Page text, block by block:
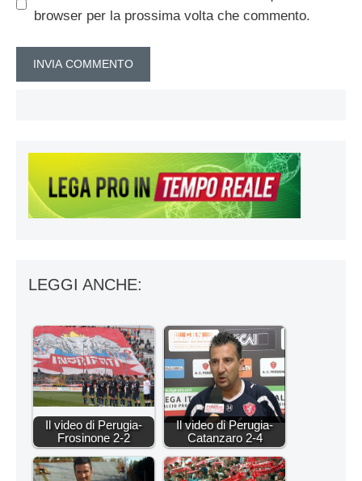
browser per la prossima volta che commento.
LEGGI ANCHE:
Il video di Perugia-
Frosinone 2-2
Il video di Perugia-
Catanzaro 2-4